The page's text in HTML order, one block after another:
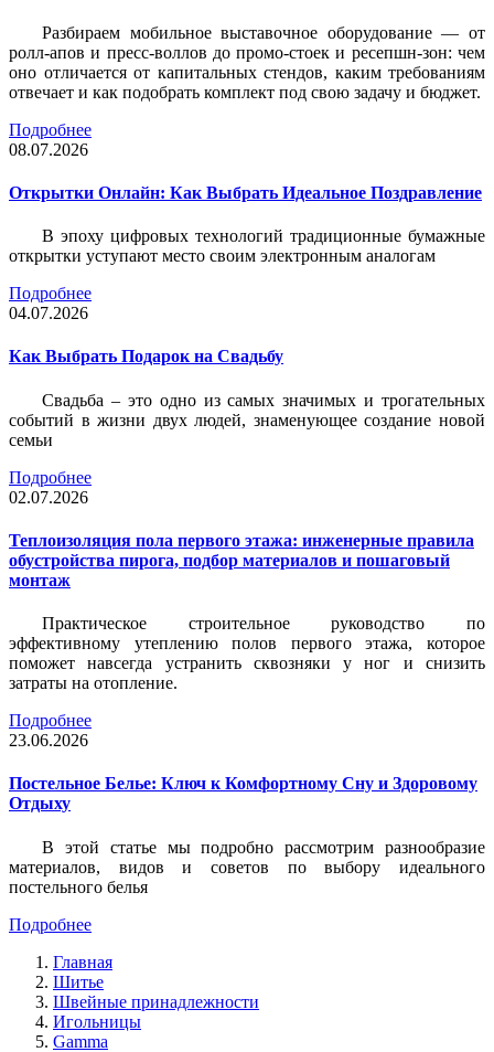
Разбираем мобильное выставочное оборудование — от
ролл-апов и пресс-воллов до промо-стоек и ресепшн-зон: чем
оно отличается от капитальных стендов, каким требованиям
отвечает и как подобрать комплект под свою задачу и бюджет.
Подробнее
08.07.2026
Открытки Онлайн: Как Выбрать Идеальное Поздравление
В эпоху цифровых технологий традиционные бумажные
открытки уступают место своим электронным аналогам
Подробнее
04.07.2026
Как Выбрать Подарок на Свадьбу
Свадьба – это одно из самых значимых и трогательных
событий в жизни двух людей, знаменующее создание новой
семьи
Подробнее
02.07.2026
Теплоизоляция пола первого этажа: инженерные правила
обустройства пирога, подбор материалов и пошаговый
монтаж
Практическое строительное руководство по
эффективному утеплению полов первого этажа, которое
поможет навсегда устранить сквозняки у ног и снизить
затраты на отопление.
Подробнее
23.06.2026
Постельное Белье: Ключ к Комфортному Сну и Здоровому
Отдыху
В этой статье мы подробно рассмотрим разнообразие
материалов, видов и советов по выбору идеального
постельного белья
Подробнее
Главная
Шитье
Швейные принадлежности
Игольницы
Gamma